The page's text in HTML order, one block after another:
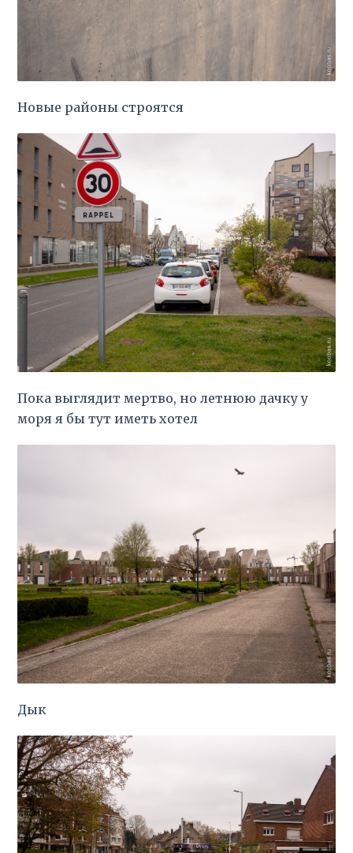
Новые районы строятся
Пока выглядит мертво, но летнюю дачку у
моря я бы тут иметь хотел
Дык